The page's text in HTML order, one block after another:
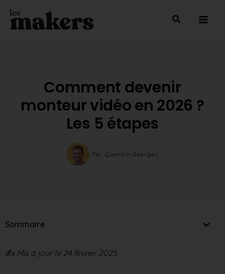
Aller
Comment devenir
monteur vidéo en 2026 ?
Les 5 étapes
Par Quentin Georges
Sommaire
✍️ Mis à jour le 24 février 2025